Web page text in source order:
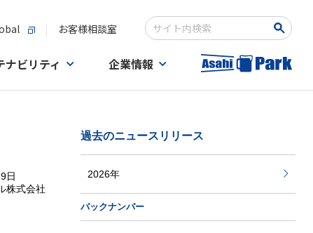
お客様相談室
Write your search query here
ナビリティ 企業情報
日
株式会社
過去のニュースリリース
2026年
バックナンバー